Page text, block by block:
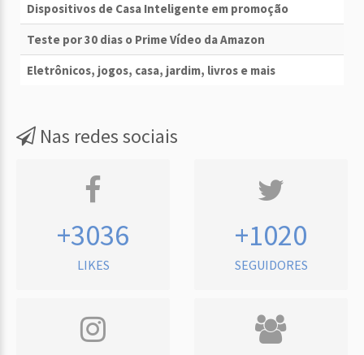
Dispositivos de Casa Inteligente em promoção
Teste por 30 dias o Prime Vídeo da Amazon
Eletrônicos, jogos, casa, jardim, livros e mais
Nas redes sociais
+3036
LIKES
+1020
SEGUIDORES